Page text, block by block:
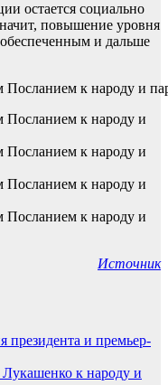
остается социально
повышение уровня
и дальше
Источник
президента и премьер-
к народу и